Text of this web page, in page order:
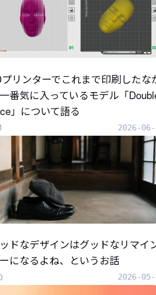
リンターでこれまで印刷したな
番気に入っているモデル「
」について語る
2026-
ドなデザインはグッドなリマイ
になるよね、というお話
2026-